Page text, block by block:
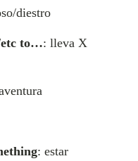
diestro
etc to…: lleva X
: estar